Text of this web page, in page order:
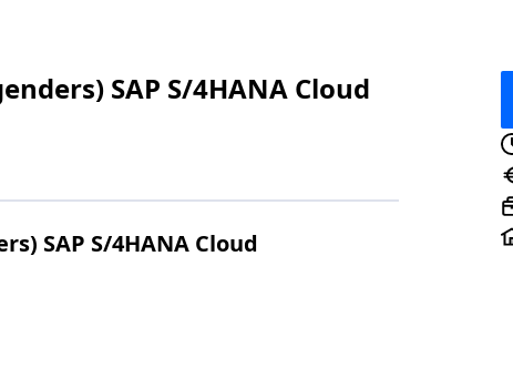
SAP S/4HANA Cloud
SAP S/4HANA Cloud